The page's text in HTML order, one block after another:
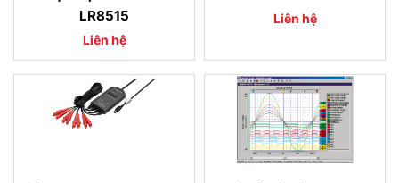
LR8515
Liên hệ
Liên hệ